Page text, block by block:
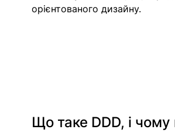
орієнтованого дизайну.
Що таке DDD, і чому